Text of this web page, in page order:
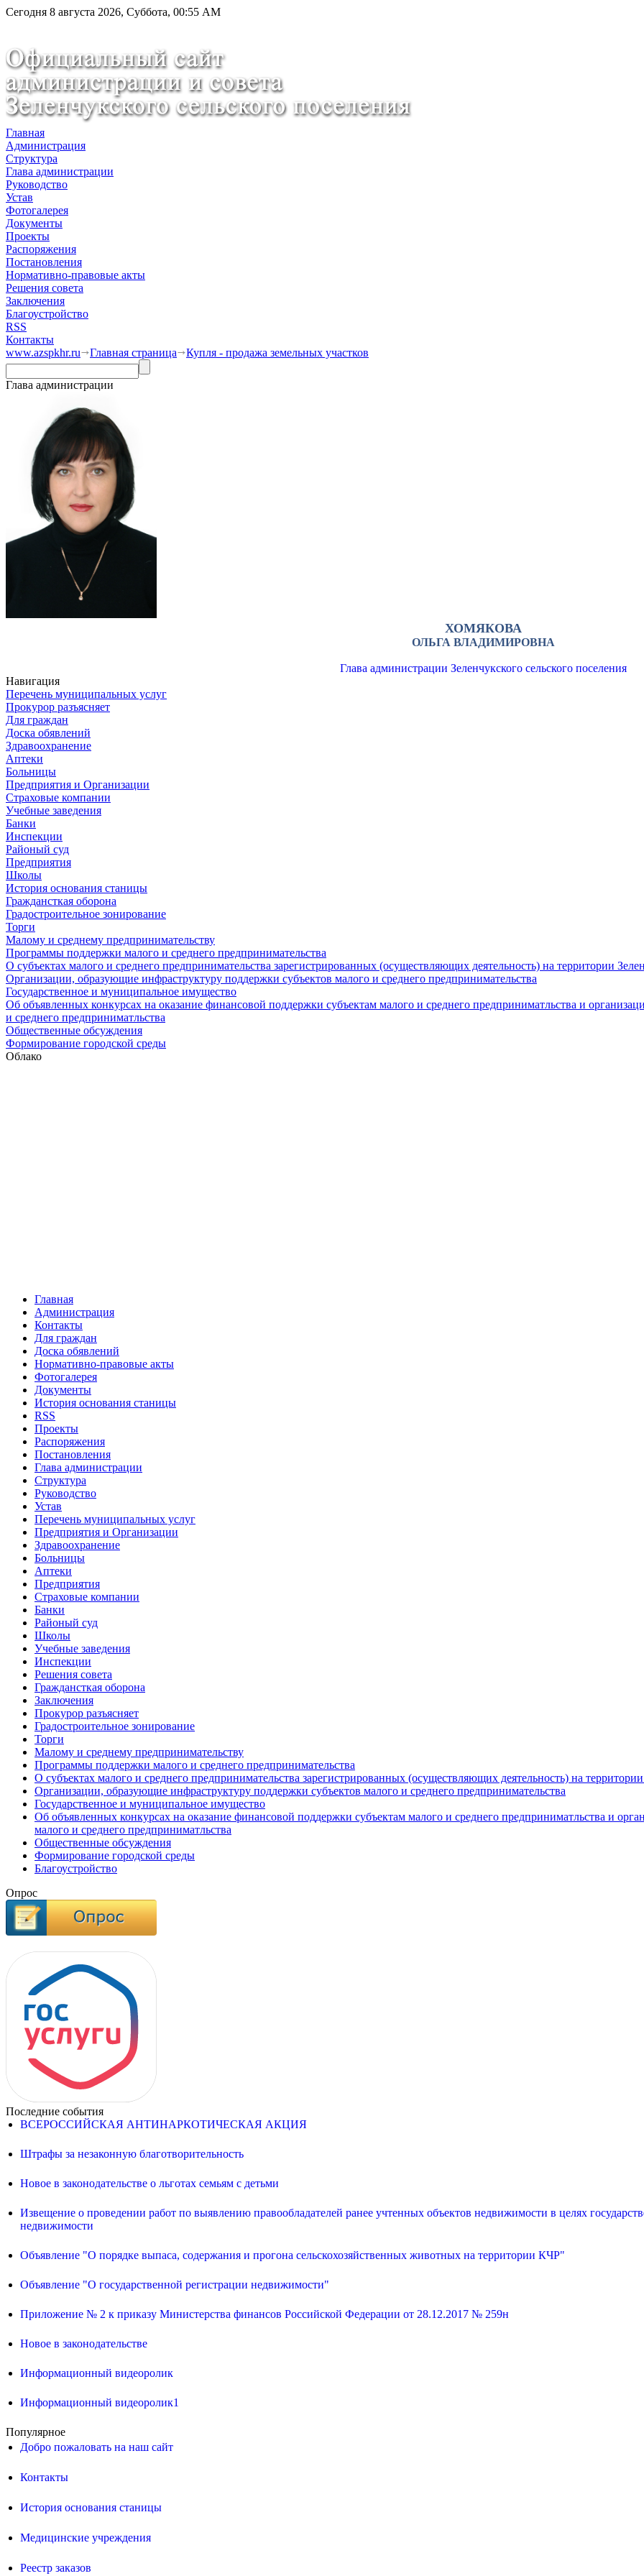
Сегодня 8 августа 2026, Суббота, 00:55 AM
Главная
Администрация
Структура
Глава администрации
Руководство
Устав
Фотогалерея
Документы
Проекты
Распоряжения
Постановления
Нормативно-правовые акты
Решения совета
Заключения
Благоустройство
RSS
Контакты
www.azspkhr.ru
Главная страница Купля - продажа земельных участков
Глава администрации
ХОМЯКОВА
ОЛЬГА ВЛАДИМИРОВНА
Глава администрации Зеленчукского сельского поселения
Навигация
Перечень муниципальных услуг
Прокурор разъясняет
Для граждан
Доска обявлений
Здравоохранение
Аптеки
Больницы
Предприятия и Организации
Страховые компании
Учебные заведения
Банки
Инспекции
Районый суд
Предприятия
Школы
История основания станицы
Граждансткая оборона
Градостроительное зонирование
Торги
Малому и среднему предпринимательству
Программы поддержки малого и среднего предпринимательства
О субъектах малого и среднего предпринимательства зарегистрированных (осуществляющих деятельность) на территории
Организации, образующие инфраструктуру поддержки субъектов малого и среднего предпринимательства
Государственное и муниципальное имущество
Об объявленных конкурсах на оказание финансовой поддержки субъектам малого и среднего предприниматльства и
и среднего предприниматльства
Общественные обсуждения
Формирование городской среды
Облако
Главная
Администрация
Контакты
Для граждан
Доска обявлений
Нормативно-правовые акты
Фотогалерея
Документы
История основания станицы
RSS
Проекты
Распоряжения
Постановления
Глава администрации
Структура
Руководство
Устав
Перечень муниципальных услуг
Предприятия и Организации
Здравоохранение
Больницы
Аптеки
Предприятия
Страховые компании
Банки
Районый суд
Школы
Учебные заведения
Инспекции
Решения совета
Граждансткая оборона
Заключения
Прокурор разъясняет
Градостроительное зонирование
Торги
Малому и среднему предпринимательству
Программы поддержки малого и среднего предпринимательства
О субъектах малого и среднего предпринимательства зарегистрированных (осуществляющих деятельность) на
Организации, образующие инфраструктуру поддержки субъектов малого и среднего предпринимательства
Государственное и муниципальное имущество
Об объявленных конкурсах на оказание финансовой поддержки субъектам малого и среднего предприниматльства и
малого и среднего предприниматльства
Общественные обсуждения
Формирование городской среды
Благоустройство
Опрос
Последние события
ВСЕРОССИЙСКАЯ АНТИНАРКОТИЧЕСКАЯ АКЦИЯ
Штрафы за незаконную благотворительность
Новое в законодательстве о льготах семьям с детьми
Извещение о проведении работ по выявлению правообладателей ранее учтенных объектов недвижимости в целях
недвижимости
Объявление "О порядке выпаса, содержания и прогона сельскохозяйственных животных на территории КЧР"
Объявление "О государственной регистрации недвижимости"
Приложение № 2 к приказу Министерства финансов Российской Федерации от 28.12.2017 № 259н
Новое в законодательстве
Информационный видеоролик
Информационный видеоролик1
Популярное
Добро пожаловать на наш сайт
Контакты
История основания станицы
Медицинские учреждения
Реестр заказов